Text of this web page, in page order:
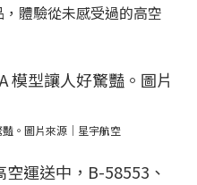
體驗從未感受過的高空
豔。圖片來源｜星宇航空